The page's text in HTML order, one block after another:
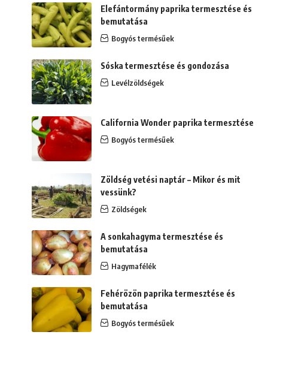
Elefántormány paprika termesztése és
bemutatása
Bogyós termésűek
Sóska termesztése és gondozása
Levélzöldségek
California Wonder paprika termesztése
Bogyós termésűek
Zöldség vetési naptár – Mikor és mit
vessünk?
Zöldségek
A sonkahagyma termesztése és
bemutatása
Hagymafélék
Fehérözön paprika termesztése és
bemutatása
Bogyós termésűek